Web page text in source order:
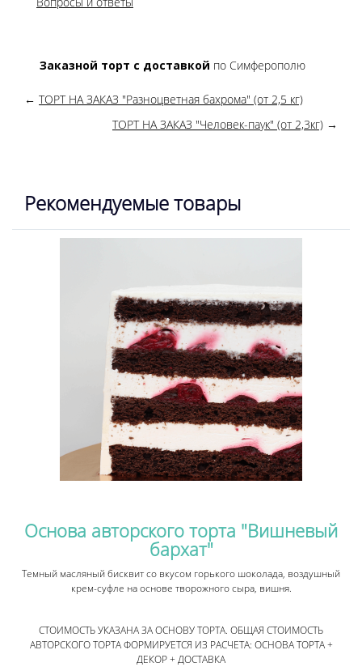
Заказной торт с доставкой по Симферополю
← ТОРТ НА ЗАКАЗ "Разноцветная бахрома" (от 2,5 кг)
ТОРТ НА ЗАКАЗ "Человек-паук" (от 2,3кг) →
Рекомендуемые товары
Основа авторского торта "Вишневый
бархат"
Темный масляный бисквит со вкусом горького шоколада, воздушный
крем-суфле на основе творожного сыра, вишня.
СТОИМОСТЬ УКАЗАНА ЗА ОСНОВУ ТОРТА. ОБЩАЯ СТОИМОСТЬ
АВТОРСКОГО ТОРТА ФОРМИРУЕТСЯ ИЗ РАСЧЕТА: ОСНОВА ТОРТА +
ДЕКОР + ДОСТАВКА